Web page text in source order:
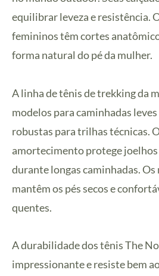
equilibrar leveza e resistência.
femininos têm cortes
forma natural do pé da mulher.
A linha de tênis de trekking da
modelos para caminhadas
robustas para trilhas técnicas.
amortecimento protege
durante longas caminhadas.
mantêm os pés secos e
quentes.
A durabilidade dos tênis The
impressionante e resiste bem